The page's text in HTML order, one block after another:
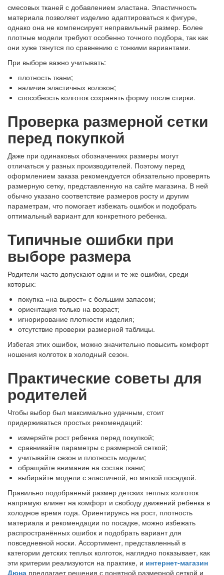
смесовых тканей с добавлением эластана. Эластичность
материала позволяет изделию адаптироваться к фигуре,
однако она не компенсирует неправильный размер. Более
плотные модели требуют особенно точного подбора, так как
они хуже тянутся по сравнению с тонкими вариантами.
При выборе важно учитывать:
плотность ткани;
наличие эластичных волокон;
способность колготок сохранять форму после стирки.
Проверка размерной сетки
перед покупкой
Даже при одинаковых обозначениях размеры могут
отличаться у разных производителей. Поэтому перед
оформлением заказа рекомендуется обязательно проверять
размерную сетку, представленную на сайте магазина. В ней
обычно указано соответствие размеров росту и другим
параметрам, что помогает избежать ошибок и подобрать
оптимальный вариант для конкретного ребенка.
Типичные ошибки при
выборе размера
Родители часто допускают одни и те же ошибки, среди
которых:
покупка «на вырост» с большим запасом;
ориентация только на возраст;
игнорирование плотности изделия;
отсутствие проверки размерной таблицы.
Избегая этих ошибок, можно значительно повысить комфорт
ношения колготок в холодный сезон.
Практические советы для
родителей
Чтобы выбор был максимально удачным, стоит
придерживаться простых рекомендаций:
измеряйте рост ребенка перед покупкой;
сравнивайте параметры с размерной сеткой;
учитывайте сезон и плотность модели;
обращайте внимание на состав ткани;
выбирайте модели с эластичной, но мягкой посадкой.
Правильно подобранный размер детских теплых колготок
напрямую влияет на комфорт и свободу движений ребенка в
холодное время года. Ориентируясь на рост, плотность
материала и рекомендации по посадке, можно избежать
распространённых ошибок и подобрать вариант для
повседневной носки. Ассортимент, представленный в
категории детских теплых колготок, наглядно показывает, как
эти критерии реализуются на практике, и интернет-магазин
Дюна предлагает решения с понятной размерной сеткой и